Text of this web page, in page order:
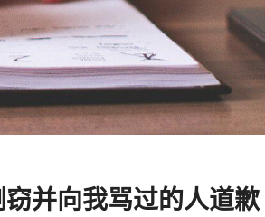
并向我骂过的人道歉